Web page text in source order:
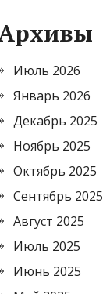
Июль 2026
Январь 2026
Декабрь 2025
Ноябрь 2025
Октябрь 2025
Сентябрь 2025
Август 2025
Июль 2025
Июнь 2025